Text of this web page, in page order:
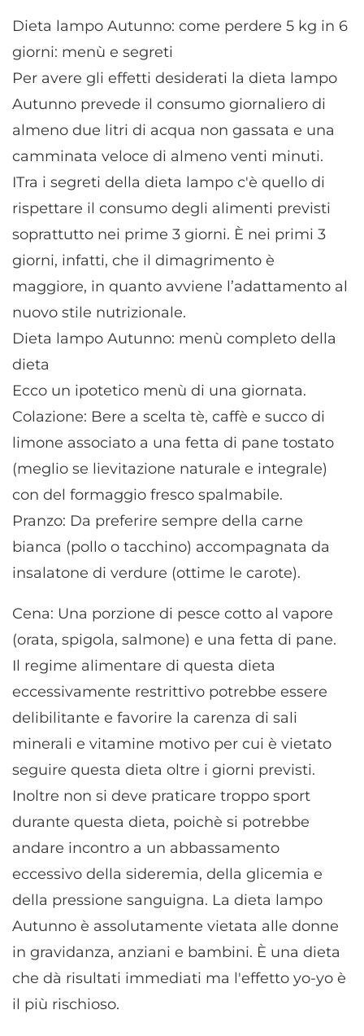
Dieta lampo Autunno: come perdere 5 kg in 6
giorni: menù e segreti
Per avere gli effetti desiderati la dieta lampo
Autunno prevede il consumo giornaliero di
almeno due litri di acqua non gassata e una
camminata veloce di almeno venti minuti.
ITra i segreti della dieta lampo c'è quello di
rispettare il consumo degli alimenti previsti
soprattutto nei prime 3 giorni. È nei primi 3
giorni, infatti, che il dimagrimento è
maggiore, in quanto avviene l’adattamento al
nuovo stile nutrizionale.
Dieta lampo Autunno: menù completo della
dieta
Ecco un ipotetico menù di una giornata.
Colazione: Bere a scelta tè, caffè e succo di
limone associato a una fetta di pane tostato
(meglio se lievitazione naturale e integrale)
con del formaggio fresco spalmabile.
Pranzo: Da preferire sempre della carne
bianca (pollo o tacchino) accompagnata da
insalatone di verdure (ottime le carote).
Cena: Una porzione di pesce cotto al vapore
(orata, spigola, salmone) e una fetta di pane.
Il regime alimentare di questa dieta
eccessivamente restrittivo potrebbe essere
delibilitante e favorire la carenza di sali
minerali e vitamine motivo per cui è vietato
seguire questa dieta oltre i giorni previsti.
Inoltre non si deve praticare troppo sport
durante questa dieta, poichè si potrebbe
andare incontro a un abbassamento
eccessivo della sideremia, della glicemia e
della pressione sanguigna. La dieta lampo
Autunno è assolutamente vietata alle donne
in gravidanza, anziani e bambini. È una dieta
che dà risultati immediati ma l'effetto yo-yo è
il più rischioso.